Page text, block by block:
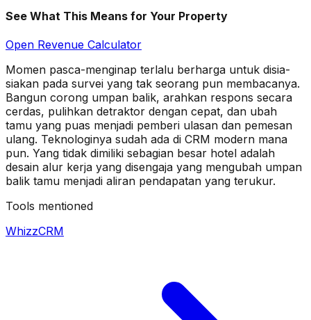
See What This Means for Your Property
Open Revenue Calculator
Momen pasca-menginap terlalu berharga untuk disia-
siakan pada survei yang tak seorang pun membacanya.
Bangun corong umpan balik, arahkan respons secara
cerdas, pulihkan detraktor dengan cepat, dan ubah
tamu yang puas menjadi pemberi ulasan dan pemesan
ulang. Teknologinya sudah ada di CRM modern mana
pun. Yang tidak dimiliki sebagian besar hotel adalah
desain alur kerja yang disengaja yang mengubah umpan
balik tamu menjadi aliran pendapatan yang terukur.
Tools mentioned
WhizzCRM